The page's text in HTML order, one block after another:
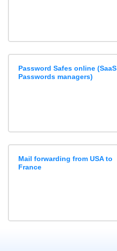
Password Safes online (SaaS
Passwords managers)
Mail forwarding from USA to
France